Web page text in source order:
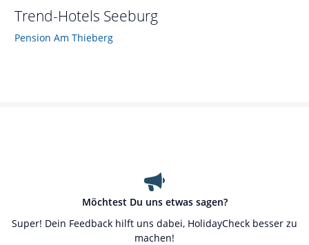
Trend-Hotels Seeburg
Pension Am Thieberg
Möchtest Du uns etwas sagen?
Super! Dein Feedback hilft uns dabei, HolidayCheck besser zu
machen!